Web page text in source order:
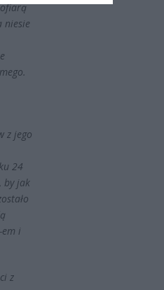
niesie
z jego
24
by jak
em i
z